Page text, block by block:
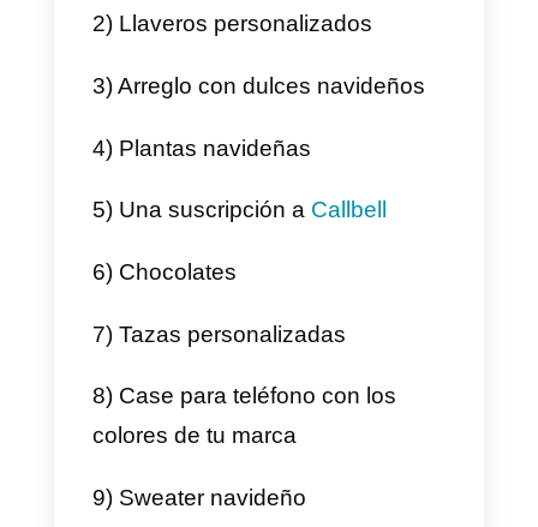
navidad
mostrarle agradecimiento por
apoyar a tu negocio este 2022. A
continuación te compartimos una
mejores regalos baratos para tus